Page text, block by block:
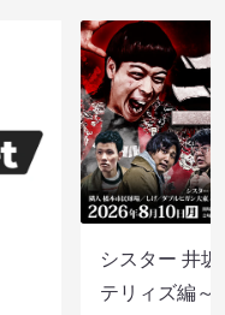
シスター 井
テリィズ編